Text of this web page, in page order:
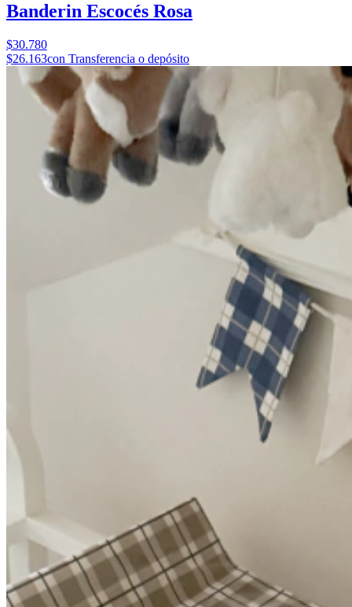
Banderin Escocés Rosa
$30.780
$26.163con Transferencia o depósito